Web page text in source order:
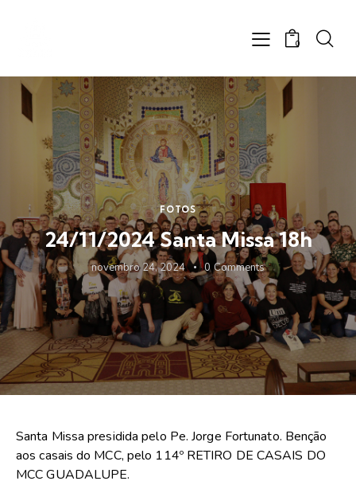
0
FOTOS
24/11/2024 Santa Missa 18h
novembro 24, 2024 0 Comments
Santa Missa presidida pelo Pe. Jorge Fortunato. Benção
aos casais do MCC, pelo 114º RETIRO DE CASAIS DO
MCC GUADALUPE.